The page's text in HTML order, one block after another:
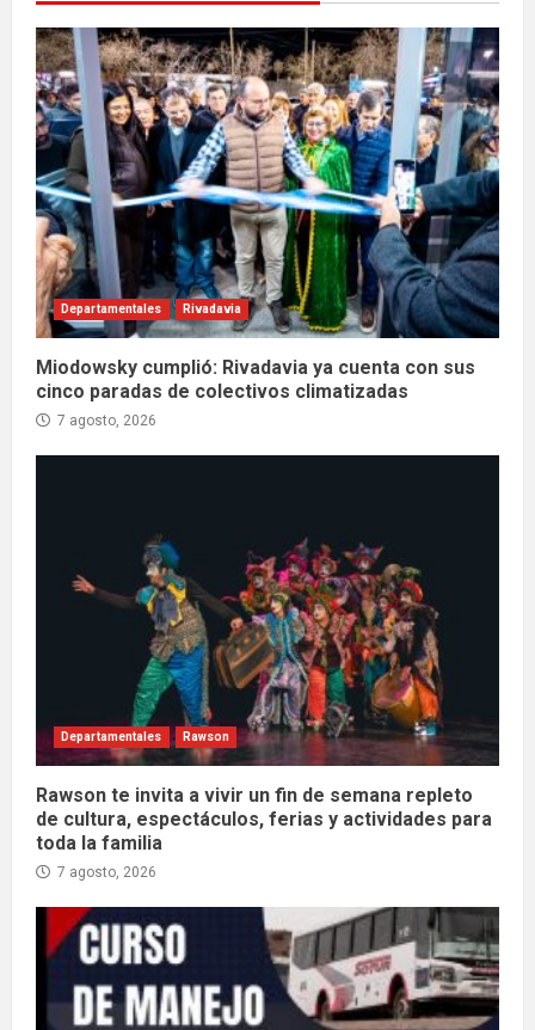
Departamentales Rivadavia
Miodowsky cumplió: Rivadavia ya cuenta con sus
cinco paradas de colectivos climatizadas
7 agosto, 2026
Departamentales Rawson
Rawson te invita a vivir un fin de semana repleto
de cultura, espectáculos, ferias y actividades para
toda la familia
7 agosto, 2026